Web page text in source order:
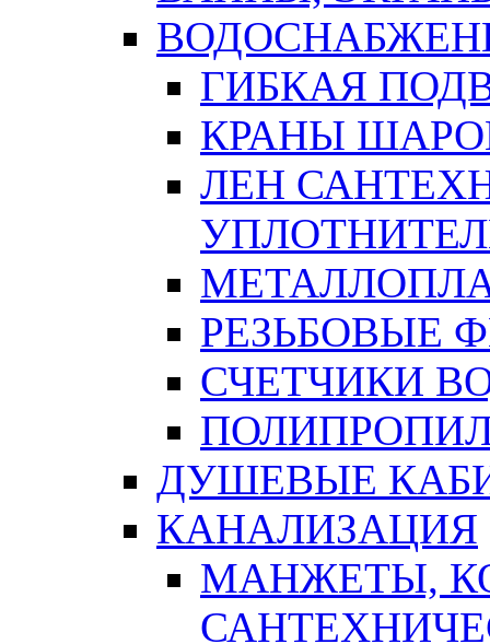
ГИБКАЯ
КРАНЫ
ЛЕН
РЕЗЬБОВЫЕ
СЧЕТЧИКИ
ДУШЕВЫЕ
КАНАЛИЗАЦИЯ
МАНЖЕТЫ,